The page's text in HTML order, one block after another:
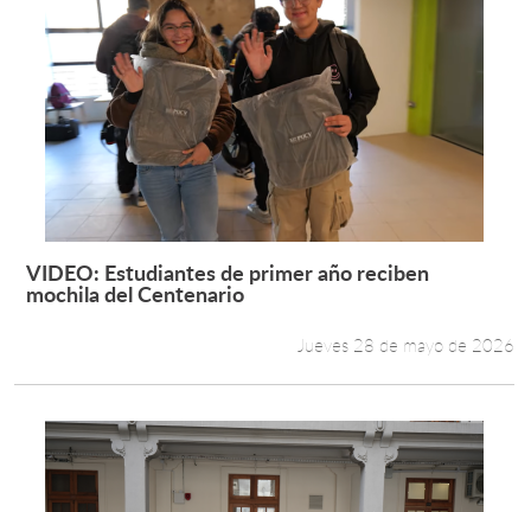
Leer más +
VIDEO: Estudiantes de primer año reciben
mochila del Centenario
Jueves 28 de mayo de 2026